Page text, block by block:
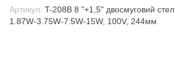
Артикул: T-208B 8 "+1,5" двосмуговий
1.87W-3.75W-7.5W-15W, 100V, 244мм